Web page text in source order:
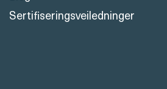
Sertifiseringsveiledninger